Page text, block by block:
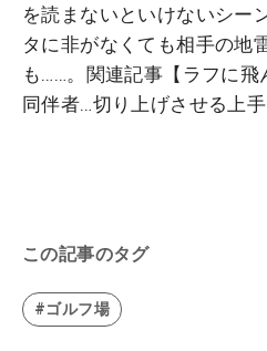
を読まないといけないシー
タに非がなくても相手の地
も……。関連記事【ラフに飛
同伴者…切り上げさせる上手
この記事のタグ
#ゴルフ場